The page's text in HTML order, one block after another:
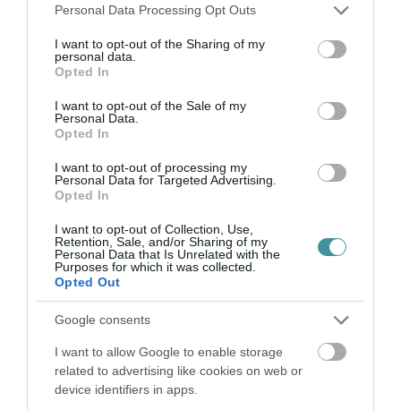
Please note that this website/app uses one or more Google
not limited to your visit or usage behaviour. You may click to
grant or deny consent to Google and its third-party tags to
use your data for below specified purposes in below Google
consent section.
Personal Data Processing Opt Outs
I want to opt-out of the Sharing of my
personal data.
Opted In
I want to opt-out of the Sale of my
Personal Data.
Opted In
I want to opt-out of processing my
Personal Data for Targeted Advertising.
Opted In
I want to opt-out of Collection, Use,
Retention, Sale, and/or Sharing of my
Personal Data that Is Unrelated with the
Purposes for which it was collected.
Opted Out
Google consents
I want to allow Google to enable storage
related to advertising like cookies on web or
device identifiers in apps.
„NEM TETTÜNK NYOMÁST A FIUNKRA” –
ÚJ HŰTŐRENDSZER A MARKHOT FERENC
KÓRHÁZBAN: TÖBB MINT 70 ...
HOLTAN SZÁLLÍTOTTÁK HAZA A 80 ÉVES